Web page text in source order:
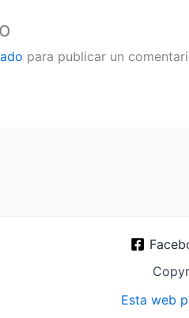
para publicar un
Esta web